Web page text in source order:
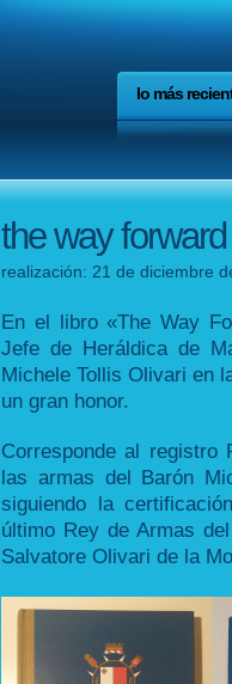
lo más
the way forward
realización: 21 de diciembre
En el libro «The Way
Jefe de Heráldica de
Michele Tollis Olivari en
un gran honor.
Corresponde al registro
las armas del Barón
siguiendo la
último Rey de Armas
Salvatore Olivari de la